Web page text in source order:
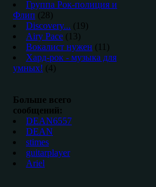
Группа Рок-полиция и
Флип (28)
Discovery... (19)
Airy Pace (13)
Вокалист нужен (11)
Хард-рок - музыка для
умных! (4)
Больше всего
сообщений:
DEAN6557
DEAN
stimes
guitarplayer
Ariel